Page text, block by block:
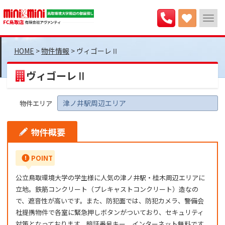
>物件情報 > ヴィゴーレⅡ
ヴィゴーレⅡ
物件エリア 津ノ井駅周辺エリア
物件概要
POINT
公立鳥取環境大学の学生様に人気の津ノ井駅・桂木周辺エリアに
立地。鉄筋コンクリート（プレキャストコンクリート）造なの
で、遮音性が高いです。また、防犯面では、防犯カメラ、警備会
社提携物件で各室に緊急押しボタンがついており、セキュリティ